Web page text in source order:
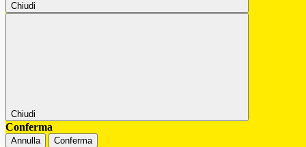
Chiudi
Chiudi
Conferma
Annulla Conferma